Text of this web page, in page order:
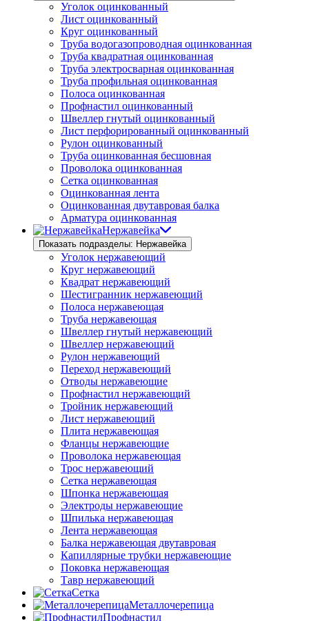
Уголок оцинкованный
Лист оцинкованный
Круг оцинкованный
Труба водогазопроводная оцинкованная
Труба квадратная оцинкованная
Труба электросварная оцинкованная
Труба профильная оцинкованная
Полоса оцинкованная
Профнастил оцинкованный
Швеллер гнутый оцинкованный
Лист перфорированный оцинкованный
Рулон оцинкованный
Труба оцинкованная бесшовная
Проволока оцинкованная
Сетка оцинкованная
Оцинкованная лента
Оцинкованная двутавровая балка
Арматура оцинкованная
Нержавейка
Показать подразделы: Нержавейка
Уголок нержавеющий
Круг нержавеющий
Квадрат нержавеющий
Шестигранник нержавеющий
Полоса нержавеющая
Труба нержавеющая
Швеллер гнутый нержавеющий
Швеллер нержавеющий
Рулон нержавеющий
Переход нержавеющий
Отводы нержавеющие
Профнастил нержавеющий
Тройник нержавеющий
Лист нержавеющий
Плита нержавеющая
Фланцы нержавеющие
Проволока нержавеющая
Трос нержавеющий
Сетка нержавеющая
Шпонка нержавеющая
Электроды нержавеющие
Шпилька нержавеющая
Лента нержавеющая
Балка нержавеющая двутавровая
Капиллярные трубки нержавеющие
Поковка нержавеющая
Тавр нержавеющий
Сетка
Металлочерепица
Профнастил